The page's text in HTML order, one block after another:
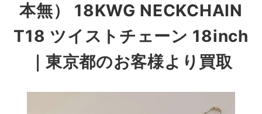
本無） 18KWG NECKCHAIN
T18 ツイストチェーン 18inch
｜東京都のお客様より買取